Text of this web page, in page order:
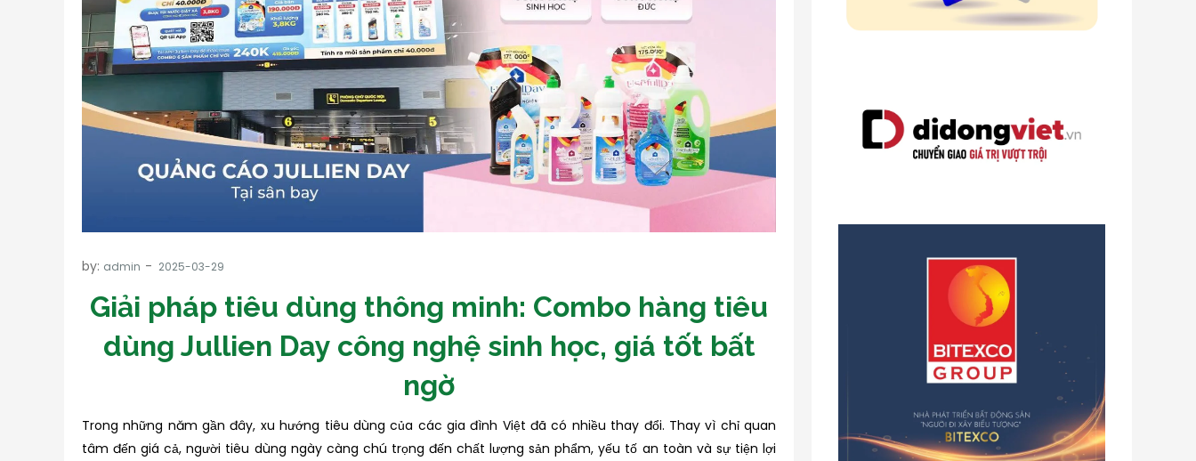
by: admin
Giải pháp tiêu dùng thông minh: Combo hàng tiêu
dùng Jullien Day công nghệ sinh học, giá tốt bất
ngờ
Trong những năm gần đây, xu hướng tiêu dùng của các gia đình Việt đã có nhiều thay đổi. Thay vì chỉ quan
tâm đến giá cả, người tiêu dùng ngày càng chú trọng đến chất lượng sản phẩm, yếu tố an toàn và sự tiện lợi